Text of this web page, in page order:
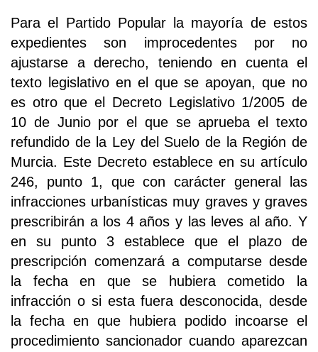
Para el Partido Popular la mayoría de estos
expedientes son improcedentes por no
ajustarse a derecho, teniendo en cuenta el
texto legislativo en el que se apoyan, que no
es otro que el Decreto Legislativo 1/2005 de
10 de Junio por el que se aprueba el texto
refundido de la Ley del Suelo de la Región de
Murcia. Este Decreto establece en su artículo
246, punto 1, que con carácter general las
infracciones urbanísticas muy graves y graves
prescribirán a los 4 años y las leves al año. Y
en su punto 3 establece que el plazo de
prescripción comenzará a computarse desde
la fecha en que se hubiera cometido la
infracción o si esta fuera desconocida, desde
la fecha en que hubiera podido incoarse el
procedimiento sancionador cuando aparezcan